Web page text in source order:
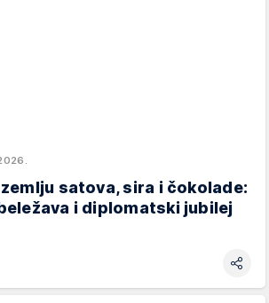
satova, sira i čokolade:
i diplomatski jubilej